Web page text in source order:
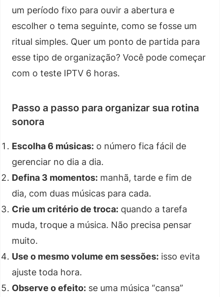
um período fixo para ouvir a abertura e
escolher o tema seguinte, como se fosse um
ritual simples. Quer um ponto de partida para
esse tipo de organização? Você pode começar
com o teste IPTV 6 horas.
Passo a passo para organizar sua rotina
sonora
Escolha 6 músicas: o número fica fácil de
gerenciar no dia a dia.
Defina 3 momentos: manhã, tarde e fim de
dia, com duas músicas para cada.
Crie um critério de troca: quando a tarefa
muda, troque a música. Não precisa pensar
muito.
Use o mesmo volume em sessões: isso evita
ajuste toda hora.
Observe o efeito: se uma música “cansa”